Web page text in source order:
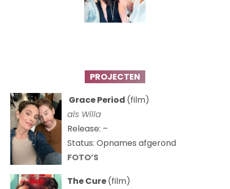
PROJECTEN
Grace Period (film)
als Willa
Release: –
Status: Opnames afgerond
FOTO’S
The Cure(film)